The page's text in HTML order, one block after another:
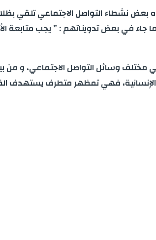
نشطاء التواصل الاجتماعي تلقي
في بعض تدويناتهم : ” يجب متابعة
وسائل التواصل الاجتماعي، و من
فهي تمظهر متطرف يستهدف